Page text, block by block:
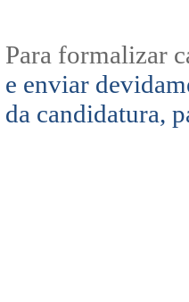
Para formalizar
e enviar
da candidatura,